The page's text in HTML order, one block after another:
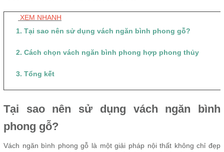
XEM NHANH
1. Tại sao nên sử dụng vách ngăn bình phong gỗ?
2. Cách chọn vách ngăn bình phong hợp phong thủy
3. Tổng kết
Tại sao nên sử dụng vách ngăn bình
phong gỗ?
Vách ngăn bình phong gỗ là một giải pháp nội thất không chỉ đẹp